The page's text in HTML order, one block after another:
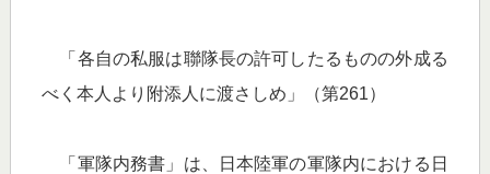
「各自の私服は聯隊長の許可したるものの外成る
べく本人より附添人に渡さしめ」（第261）
「軍隊内務書」は、日本陸軍の軍隊内における日